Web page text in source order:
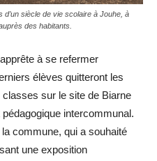
d’un siècle de vie scolaire à Jouhe, à
des habitants.
à se refermer
élèves quitteront les
sur le site de Biarne
intercommunal.
commune, qui a souhaité
une exposition